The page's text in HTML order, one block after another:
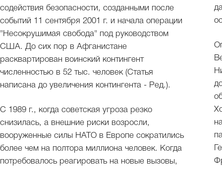
содействия безопасности, созданными после
событий 11 сентября 2001 г. и начала операции
"Несокрушимая свобода" под руководством
США. До сих пор в Афганистане
расквартирован воинский контингент
численностью в 52 тыс. человек (Статья
написана до увеличения контингента - Ред.).
С 1989 г., когда советская угроза резко
снизилась, а внешние риски возросли,
вооруженные силы НАТО в Европе сократились
более чем на полтора миллиона человек. Когда
потребовалось реагировать на новые вызовы,